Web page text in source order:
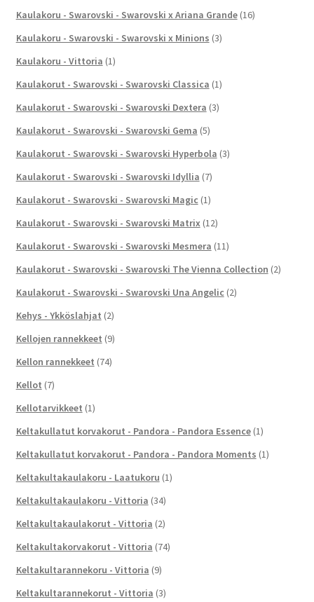
Kaulakoru - Swarovski - Swarovski x Ariana Grande (16)
Kaulakoru - Swarovski - Swarovski x Minions (3)
Kaulakoru - Vittoria (1)
Kaulakorut - Swarovski - Swarovski Classica (1)
Kaulakorut - Swarovski - Swarovski Dextera (3)
Kaulakorut - Swarovski - Swarovski Gema (5)
Kaulakorut - Swarovski - Swarovski Hyperbola (3)
Kaulakorut - Swarovski - Swarovski Idyllia (7)
Kaulakorut - Swarovski - Swarovski Magic (1)
Kaulakorut - Swarovski - Swarovski Matrix (12)
Kaulakorut - Swarovski - Swarovski Mesmera (11)
Kaulakorut - Swarovski - Swarovski The Vienna Collection (2)
Kaulakorut - Swarovski - Swarovski Una Angelic (2)
Kehys - Ykköslahjat (2)
Kellojen rannekkeet (9)
Kellon rannekkeet (74)
Kellot (7)
Kellotarvikkeet (1)
Keltakullatut korvakorut - Pandora - Pandora Essence (1)
Keltakullatut korvakorut - Pandora - Pandora Moments (1)
Keltakultakaulakoru - Laatukoru (1)
Keltakultakaulakoru - Vittoria (34)
Keltakultakaulakorut - Vittoria (2)
Keltakultakorvakorut - Vittoria (74)
Keltakultarannekoru - Vittoria (9)
Keltakultarannekorut - Vittoria (3)